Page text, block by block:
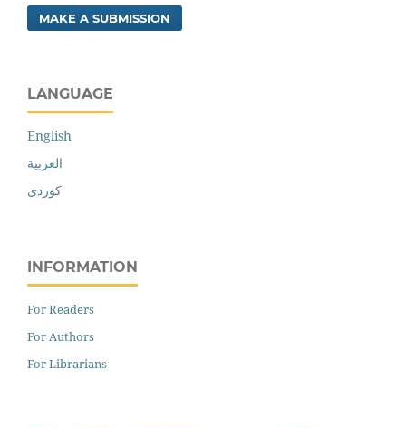
MAKE A SUBMISSION
LANGUAGE
English
العربية
کوردی
INFORMATION
For Readers
For Authors
For Librarians